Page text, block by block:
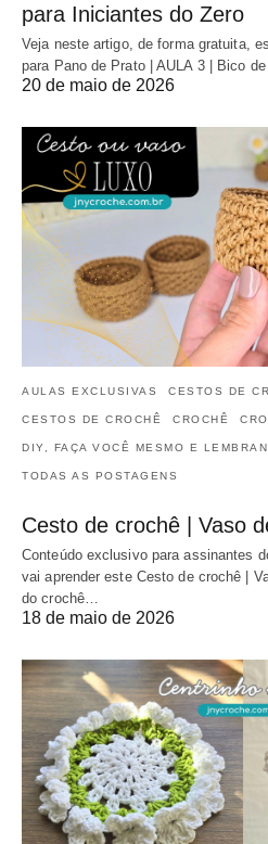
para Iniciantes do Zero
Veja neste artigo, de forma gratuita,
para Pano de Prato | AULA 3 | Bico
20 de maio de 2026
AULAS EXCLUSIVAS CESTOS DE
CESTOS DE CROCHÊ CROCHÊ
DIY, FAÇA VOCÊ MESMO E
TODAS AS POSTAGENS
Cesto de crochê | Vaso
Conteúdo exclusivo para assinantes
vai aprender este Cesto de crochê |
do crochê…
18 de maio de 2026